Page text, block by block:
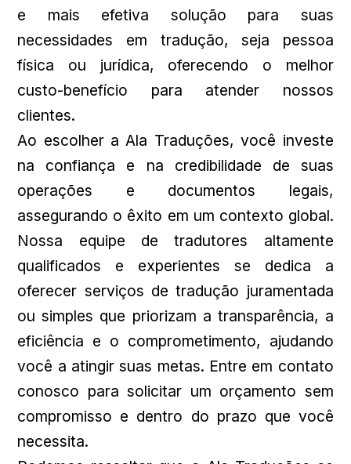
e mais efetiva solução para suas
necessidades em tradução, seja pessoa
física ou jurídica, oferecendo o melhor
custo-benefício para atender nossos
clientes.
Ao escolher a Ala Traduções, você investe
na confiança e na credibilidade de suas
operações e documentos legais,
assegurando o êxito em um contexto global.
Nossa equipe de tradutores altamente
qualificados e experientes se dedica a
oferecer serviços de tradução juramentada
ou simples que priorizam a transparência, a
eficiência e o comprometimento, ajudando
você a atingir suas metas. Entre em contato
conosco para solicitar um orçamento sem
compromisso e dentro do prazo que você
necessita.